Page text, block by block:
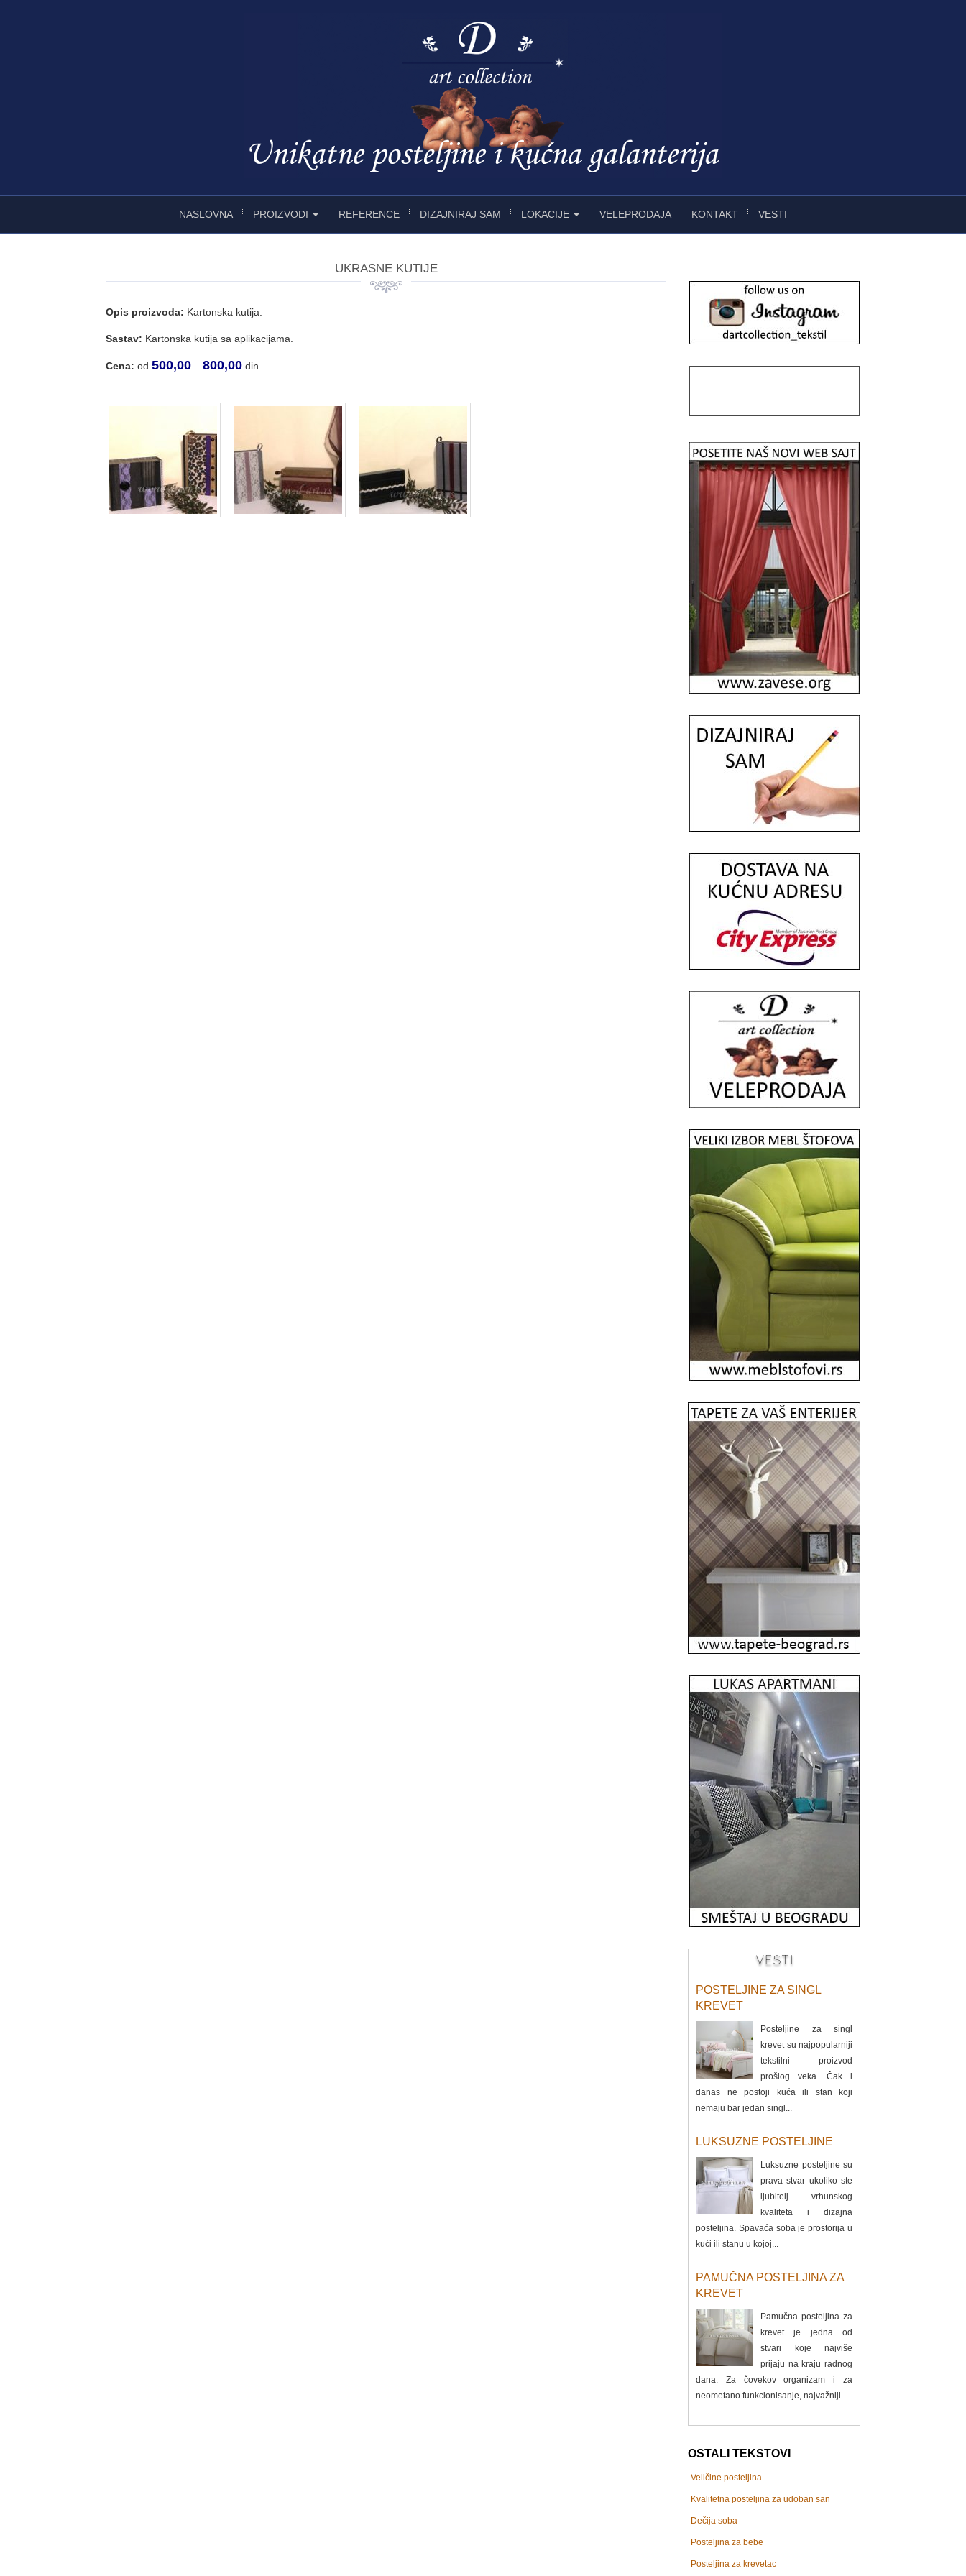
NASLOVNA PROIZVODI REFERENCE DIZAJNIRAJ SAM LOKACIJE VELEPRODAJA KONTAKT VESTI
UKRASNE KUTIJE
Opis proizvoda: Kartonska kutija.
Sastav: Kartonska kutija sa aplikacijama.
Cena: od 500,00 – 800,00 din.
VESTI
POSTELJINE ZA SINGL
KREVET
Posteljine za singl
krevet su najpopularniji
tekstilni proizvod
prošlog veka. Čak i
danas ne postoji kuća ili stan koji
nemaju bar jedan singl...
LUKSUZNE POSTELJINE
Luksuzne posteljine su
prava stvar ukoliko ste
ljubitelj vrhunskog
kvaliteta i dizajna
posteljina. Spavaća soba je prostorija u
kući ili stanu u kojoj...
PAMUČNA POSTELJINA ZA
KREVET
Pamučna posteljina za
krevet je jedna od
stvari koje najviše
prijaju na kraju radnog
dana. Za čovekov organizam i za
neometano funkcionisanje, najvažniji...
OSTALI TEKSTOVI
Veličine posteljina
Kvalitetna posteljina za udoban san
Dečija soba
Posteljina za bebe
Posteljina za krevetac